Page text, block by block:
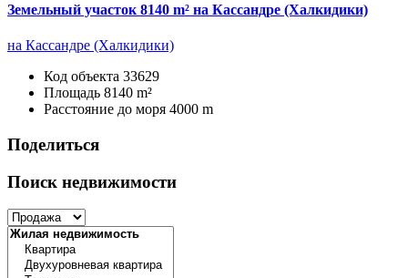
Земельный участок 8140 m² на Кассандре (Халкидики)
на Кассандре (Халкидики)
Код объекта 33629
Площадь 8140 m²
Расстояние до моря 4000 m
Поделиться
Поиск недвижимости